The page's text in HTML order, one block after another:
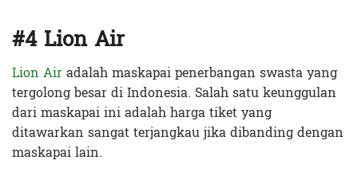
#4 Lion Air
Lion Airadalah maskapai penerbangan swasta yang
tergolong besar di Indonesia. Salah satu keunggulan
dari maskapai ini adalah harga tiket yang
ditawarkan sangat terjangkau jika dibanding dengan
maskapai lain.